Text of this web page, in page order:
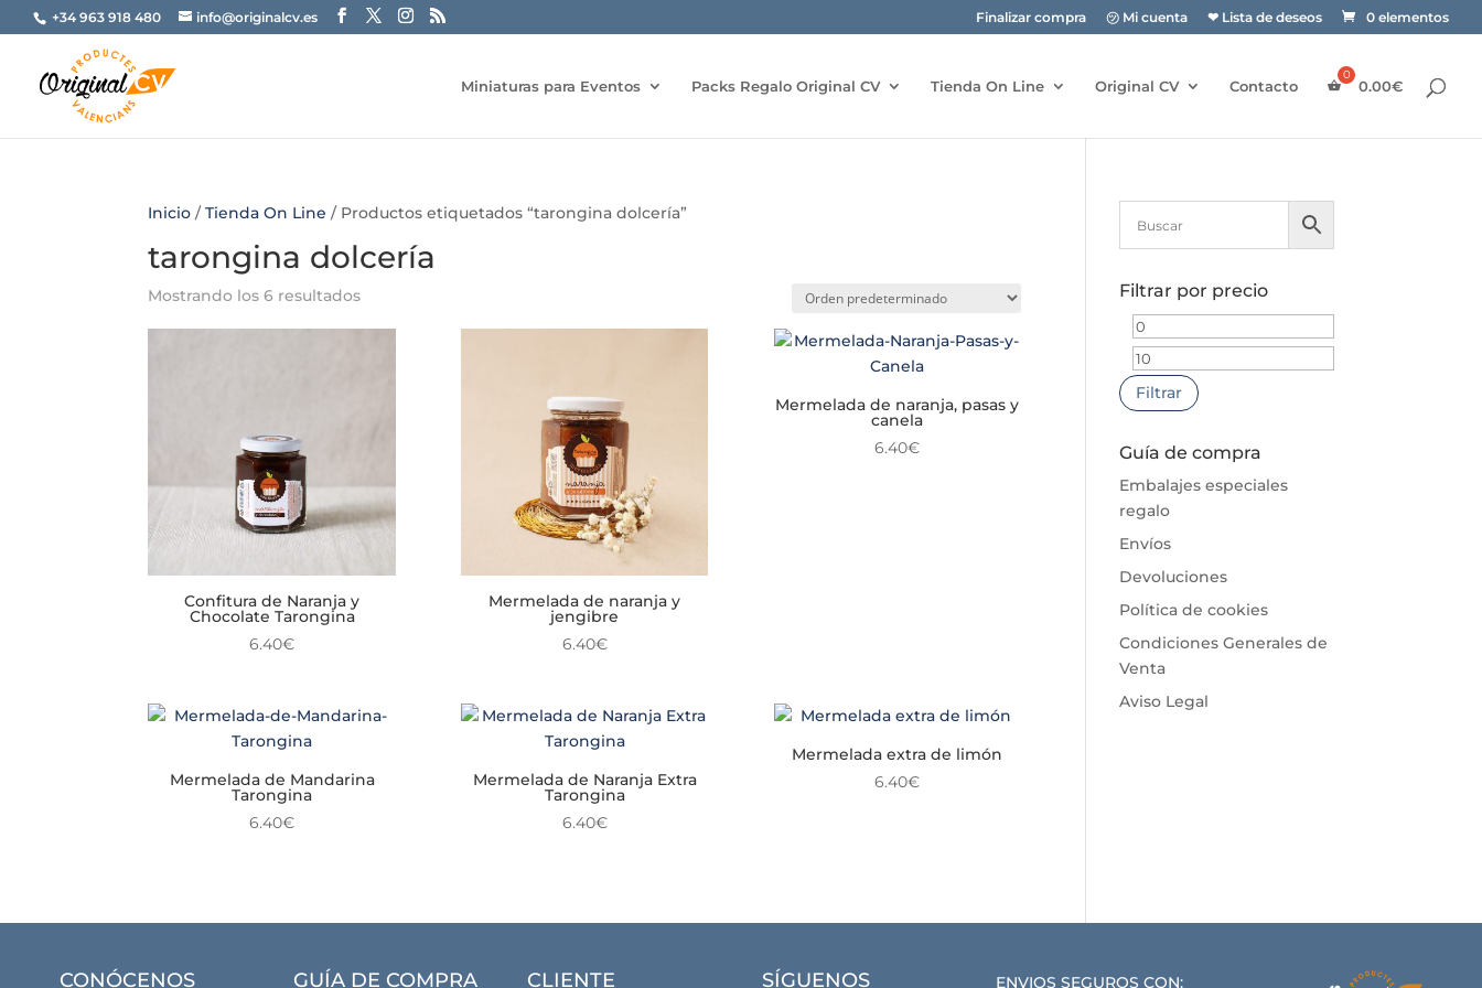
+34 963 918 480 info@originalcv.es Finalizar compra ㋡ Mi cuenta ❤ Lista de deseos 0 elementos
Miniaturas para Eventos Packs Regalo Original CV Tienda On Line Original CV Contacto 0.00€
Inicio /Tienda On Line / Productos etiquetados “tarongina dolcería”
tarongina dolcería
Mostrando los 6 resultados
Confitura de Naranja y
Chocolate Tarongina
6.40€
Mermelada de naranja y
jengibre
6.40€
Mermelada de naranja, pasas y
canela
6.40€
Mermelada de Mandarina
Tarongina
6.40€
Mermelada de Naranja Extra
Tarongina
6.40€
Mermelada extra de limón
6.40€
Filtrar por precio
Precio
mínimo
Filtrar
Guía de compra
Embalajes especiales
regalo
Envíos
Devoluciones
Política de cookies
Condiciones Generales de
Venta
Aviso Legal
CONÓCENOS GUÍA DE COMPRA CLIENTE SÍGUENOS ENVIOS SEGUROS CON: